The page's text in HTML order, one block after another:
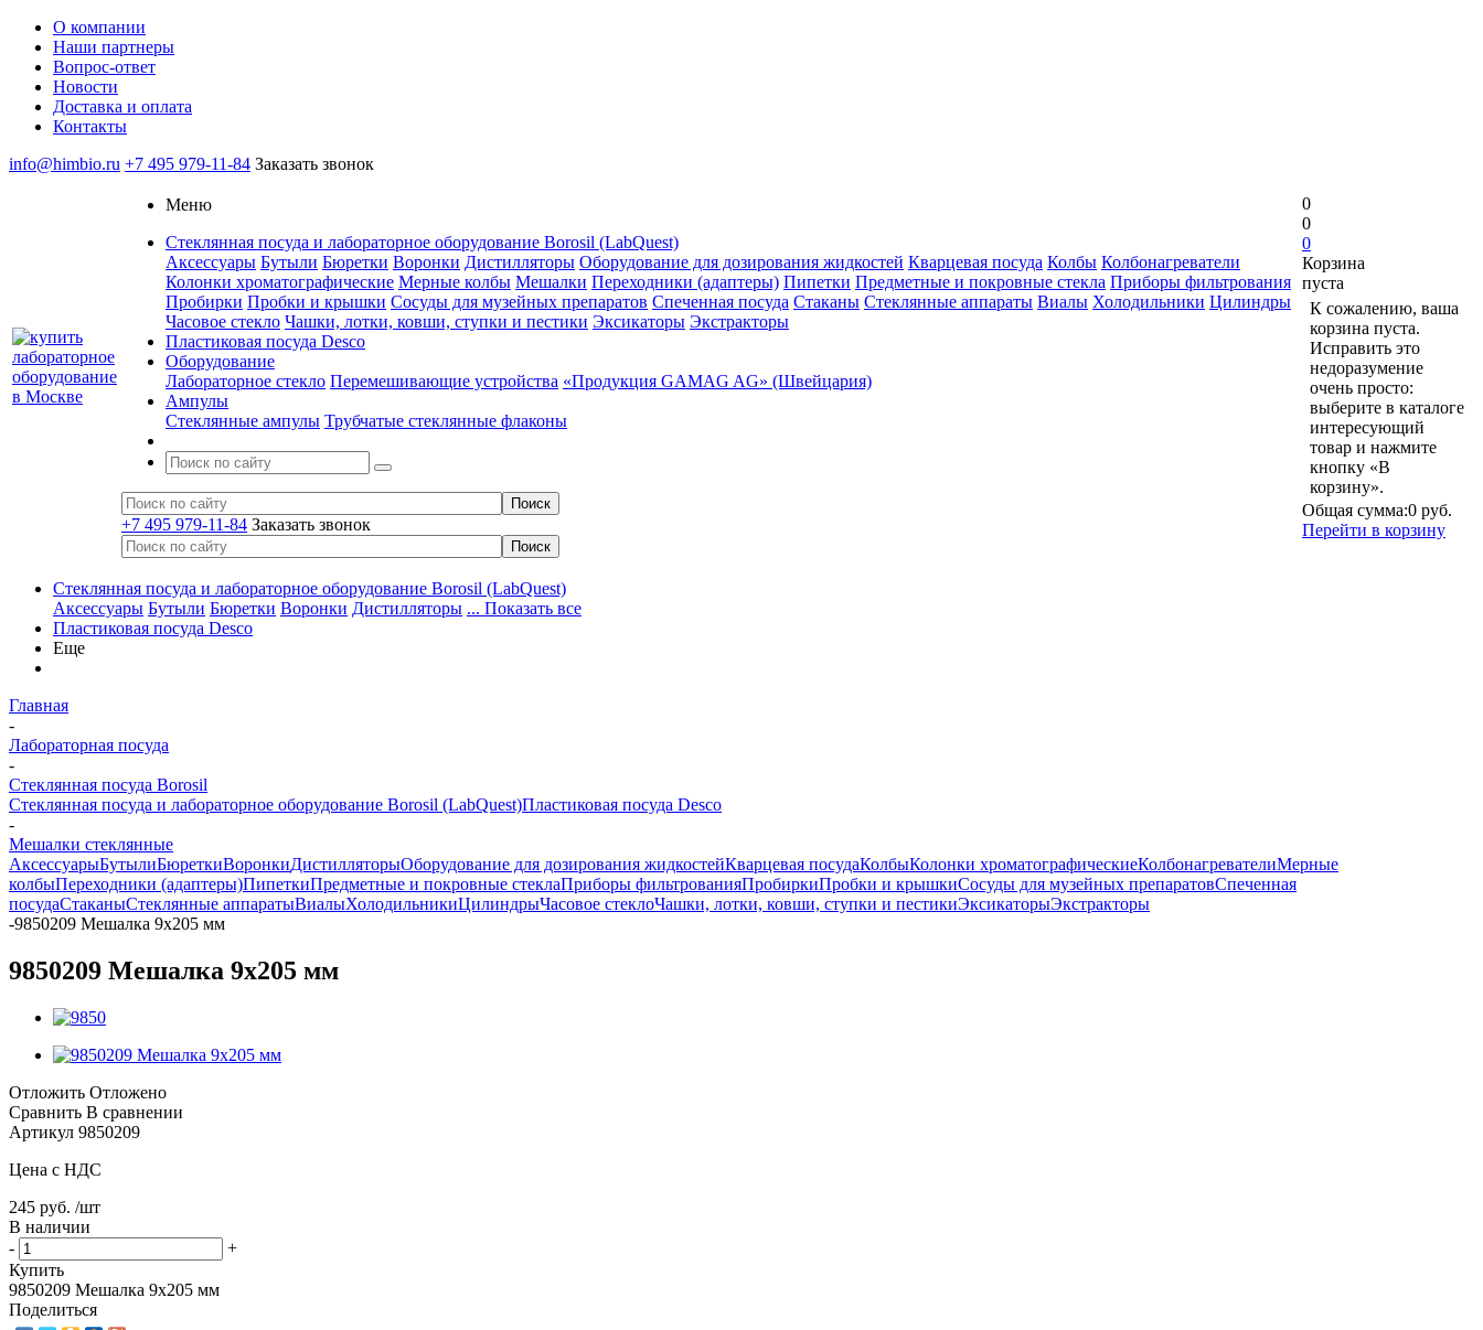
О компании
Наши партнеры
Вопрос-ответ
Новости
Доставка и оплата
Контакты
info@himbio.ru +7 495 979-11-84 Заказать звонок
Меню
Стеклянная посуда и лабораторное оборудование Borosil (LabQuest)
Аксессуары Бутыли Бюретки Воронки Дистилляторы Оборудование для дозирования жидкостей Кварцевая посуда Колбы Колбонагреватели
Колонки хроматографические Мерные колбы Мешалки Переходники (адаптеры) Пипетки Предметные и покровные стекла Приборы фильтрования
Пробирки Пробки и крышки Сосуды для музейных препаратов Спеченная посуда Стаканы Стеклянные аппараты Виалы Холодильники Цилиндры
Часовое стекло Чашки, лотки, ковши, ступки и пестики Эксикаторы Экстракторы
Пластиковая посуда Desco
Оборудование
Лабораторное стекло Перемешивающие устройства «Продукция GAMAG AG» (Швейцария)
Ампулы
Стеклянные ампулы Трубчатые стеклянные флаконы
+7 495 979-11-84 Заказать звонок
0
0
0
Корзина
пуста
К сожалению, ваша
корзина пуста.
Исправить это
недоразумение
очень просто:
выберите в каталоге
интересующий
товар и нажмите
кнопку «В
корзину».
Общая сумма:0 руб.
Перейти в корзину
Стеклянная посуда и лабораторное оборудование Borosil (LabQuest)
Аксессуары Бутыли Бюретки Воронки Дистилляторы ... Показать все
Пластиковая посуда Desco
Еще
Главная
-
Лабораторная посуда
-
Стеклянная посуда Borosil
Стеклянная посуда и лабораторное оборудование Borosil (LabQuest)Пластиковая посуда Desco
-
Мешалки стеклянные
АксессуарыБутылиБюреткиВоронкиДистилляторыОборудование для дозирования жидкостейКварцевая посудаКолбыКолонки хроматографическиеКолбонагревателиМерные
колбыПереходники (адаптеры)ПипеткиПредметные и покровные стеклаПриборы фильтрованияПробиркиПробки и крышкиСосуды для музейных препаратовСпеченная
посудаСтаканыСтеклянные аппаратыВиалыХолодильникиЦилиндрыЧасовое стеклоЧашки, лотки, ковши, ступки и пестикиЭксикаторыЭкстракторы
-9850209 Мешалка 9x205 мм
9850209 Мешалка 9x205 мм
Отложить Отложено
Сравнить В сравнении
Артикул 9850209
Цена с НДС
245 руб. /шт
В наличии
-
+
Купить
9850209 Мешалка 9x205 мм
Поделиться